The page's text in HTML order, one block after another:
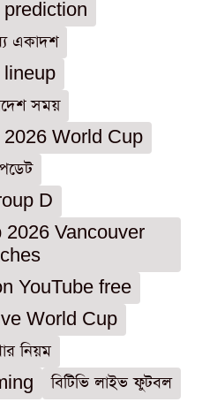
একাদশ
সময়
World Cup
D
Vancouver
YouTube free
World Cup
নিয়ম
বিটিভি লাইভ ফুটবল